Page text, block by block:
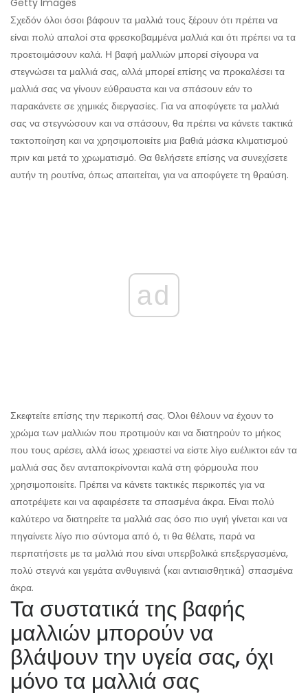
Σχεδόν όλοι όσοι βάφουν τα μαλλιά τους ξέρουν ότι πρέπει να
είναι πολύ απαλοί στα φρεσκοβαμμένα μαλλιά και ότι πρέπει να τα
προετοιμάσουν καλά. Η βαφή μαλλιών μπορεί σίγουρα να
στεγνώσει τα μαλλιά σας, αλλά μπορεί επίσης να προκαλέσει τα
μαλλιά σας να γίνουν εύθραυστα και να σπάσουν εάν το
παρακάνετε σε χημικές διεργασίες. Για να αποφύγετε τα μαλλιά
σας να στεγνώσουν και να σπάσουν, θα πρέπει να κάνετε τακτικά
τακτοποίηση και να χρησιμοποιείτε μια βαθιά μάσκα κλιματισμού
πριν και μετά το χρωματισμό. Θα θελήσετε επίσης να συνεχίσετε
αυτήν τη ρουτίνα, όπως απαιτείται, για να αποφύγετε τη θραύση.
ad
Σκεφτείτε επίσης την περικοπή σας. Όλοι θέλουν να έχουν το
χρώμα των μαλλιών που προτιμούν και να διατηρούν το μήκος
που τους αρέσει, αλλά ίσως χρειαστεί να είστε λίγο ευέλικτοι εάν τα
μαλλιά σας δεν ανταποκρίνονται καλά στη φόρμουλα που
χρησιμοποιείτε. Πρέπει να κάνετε τακτικές περικοπές για να
αποτρέψετε και να αφαιρέσετε τα σπασμένα άκρα. Είναι πολύ
καλύτερο να διατηρείτε τα μαλλιά σας όσο πιο υγιή γίνεται και να
πηγαίνετε λίγο πιο σύντομα από ό, τι θα θέλατε, παρά να
περπατήσετε με τα μαλλιά που είναι υπερβολικά επεξεργασμένα,
πολύ στεγνά και γεμάτα ανθυγιεινά (και αντιαισθητικά) σπασμένα
άκρα.
Τα συστατικά της βαφής
μαλλιών μπορούν να
βλάψουν την υγεία σας, όχι
μόνο τα μαλλιά σας